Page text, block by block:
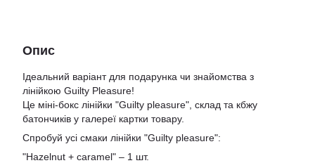
Опис
Ідеальний варіант для подарунка чи знайомства з
лінійкою Guilty Pleasure!
Це міні-бокс лінійки "Guilty pleasure", склад та кбжу
батончиків у галереї картки товару.
Спробуй усі смаки лінійки "Guilty pleasure":
"Hazelnut + caramel" – 1 шт.